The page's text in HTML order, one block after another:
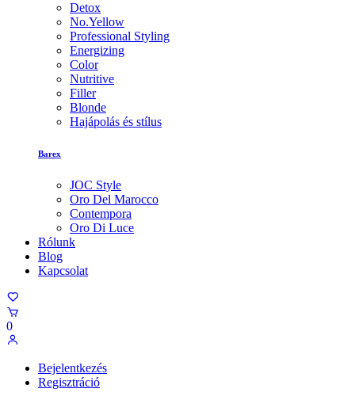
Detox
No.Yellow
Professional Styling
Energizing
Color
Nutritive
Filler
Blonde
Hajápolás és stílus
Barex
JOC Style
Oro Del Marocco
Contempora
Oro Di Luce
Rólunk
Blog
Kapcsolat
0
Bejelentkezés
Regisztráció